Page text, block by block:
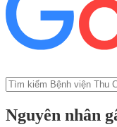
Nguyên nhân